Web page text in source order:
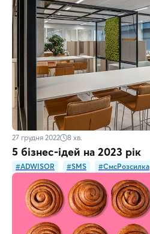
27 грудня 2022 8 хв.
5 бізнес-ідей на 2023 рік
#ADWISOR #SMS #СмсРозсилка